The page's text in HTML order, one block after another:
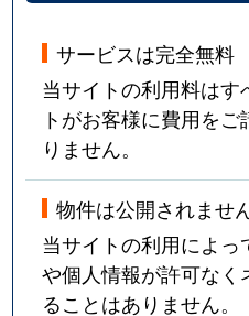
サービスは完全無料
当サイトの利用料はす
トがお客様に費用を
りません。
物件は公開されませ
当サイトの利用によ
や個人情報が許可な
ることはありません。